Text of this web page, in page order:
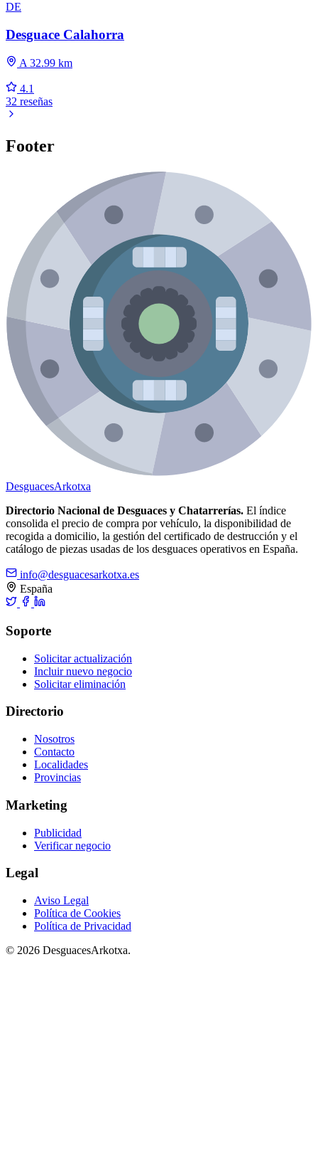
DE
Desguace Calahorra
A 32.99 km
4.1
32 reseñas
Footer
DesguacesArkotxa
Directorio Nacional de Desguaces y Chatarrerías. El índice
consolida el precio de compra por vehículo, la disponibilidad de
recogida a domicilio, la gestión del certificado de destrucción y el
catálogo de piezas usadas de los desguaces operativos en España.
info@desguacesarkotxa.es
España
Soporte
Solicitar actualización
Incluir nuevo negocio
Solicitar eliminación
Directorio
Nosotros
Contacto
Localidades
Provincias
Marketing
Publicidad
Verificar negocio
Legal
Aviso Legal
Política de Cookies
Política de Privacidad
© 2026 DesguacesArkotxa.